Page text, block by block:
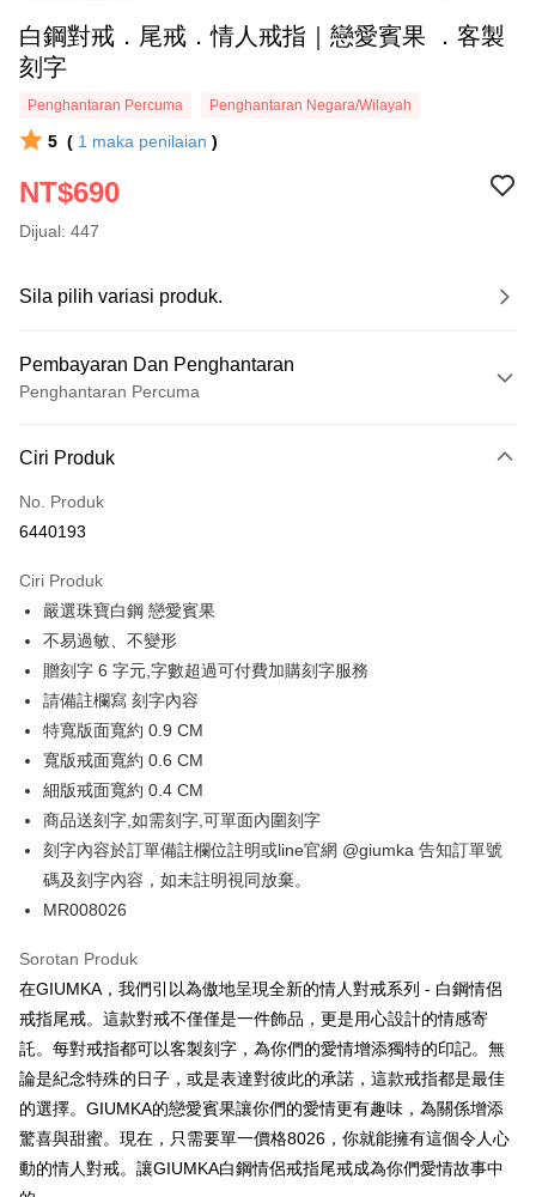
白鋼對戒．尾戒．情人戒指｜戀愛賓果 ．客製
刻字
Penghantaran Percuma Penghantaran Negara/Wilayah
5 ( 1 maka penilaian )
NT$690
Dijual: 447
Sila pilih variasi produk.
Pembayaran Dan Penghantaran
Penghantaran Percuma
Kad Kredit (Bayaran Penuh)
Ansuran Kad Kredit
Taiwan Cooperative Bank
Hua Nan Commercial
Bank
The Shanghai
Commercial & Savings
Bank
Bank Komersial Taipei
Bank Cathay United
Taiwan Business Bank
Bank
HSBC Bank (Taiwan)
Hwatai Bank
Union Bank of Taiwan
Far Eastern International
Bank Komersial E.SUN
Bank Antarabangsa
Taishin
Bank CTBC
Syarikat Kad Kredit
6 ansuran pada kadar faedah 0,
ansuran
Taiwan Cooperative Bank
Hua Nan Commercial Bank
Chang Hwa Commercial Bank
The Shanghai Commercial &
Savings Bank
Bank Cathay United
Taiwan Business Bank
HSBC Bank (Taiwan) Limited
Hwatai Bank
Union Bank of Taiwan
Far Eastern International Bank
Yuanta Commercial Bank
Bank SinoPac
Bank Komersial E.SUN
Syarikat Kad Kredit Rakuten
Taiwan
12 ansuran pada kadar faedah 0,
Hua Nan Commercial
Bank
The Shanghai
Commercial & Savings
Bank
Bank Cathay United
Mega International
Commercial Bank
Taiwan Business Bank
Taichung Commercial
Limited
Union Bank of Taiwan
Far Eastern International
Bank
Yuanta Commercial Bank
Bank SinoPac
Bank Antarabangsa
Taishin
Bank CTBC
Syarikat Kad Kredit
Rakuten Taiwan
24 ansuran pada kadar faedah 0,NT$28setiap
ansuran
Taiwan Cooperative Bank
The Shanghai Commercial &
Savings Bank
Mega International Commercial
Bank
Taiwan Business Bank
Taichung Commercial Bank
Far Eastern International Bank
Bank SinoPac
Bank Komersial E.SUN
Bank CTBC
Syarikat Kad Kredit Rakuten
Taiwan
Pengambilan di Kedai Serbaneka
LINE Pay
Apple Pay
JKOPAY
Google Pay
Plus PAY
AFTEE
Deskripsi
1. Dengan memilih AFTEE sebagai kaedah pembayaran, mesej
pengesahan AFTEE akan muncul.
2. Anda boleh meneruskan pembayaran selepas pengesahan SMS.
Pemindahan ATM
Tunai semasa Penghantaran
Ciri Produk
No. Produk
6440193
Ciri Produk
嚴選珠寶白鋼 戀愛賓果
不易過敏、不變形
贈刻字 6 字元,字數超過可付費加購刻字服務
請備註欄寫 刻字內容
特寬版面寬約 0.9 CM
寬版戒面寬約 0.6 CM
細版戒面寬約 0.4 CM
商品送刻字,如需刻字,可單面內圍刻字
刻字內容於訂單備註欄位註明或line官網 @giumka 告知訂單號
碼及刻字內容，如未註明視同放棄。
MR008026
Sorotan Produk
在GIUMKA，我們引以為傲地呈現全新的情人對戒系列 - 白鋼情侶
戒指尾戒。這款對戒不僅僅是一件飾品，更是用心設計的情感寄
託。每對戒指都可以客製刻字，為你們的愛情增添獨特的印記。無
論是紀念特殊的日子，或是表達對彼此的承諾，這款戒指都是最佳
的選擇。GIUMKA的戀愛賓果讓你們的愛情更有趣味，為關係增添
驚喜與甜蜜。現在，只需要單一價格8026，你就能擁有這個令人心
動的情人對戒。讓GIUMKA白鋼情侶戒指尾戒成為你們愛情故事中